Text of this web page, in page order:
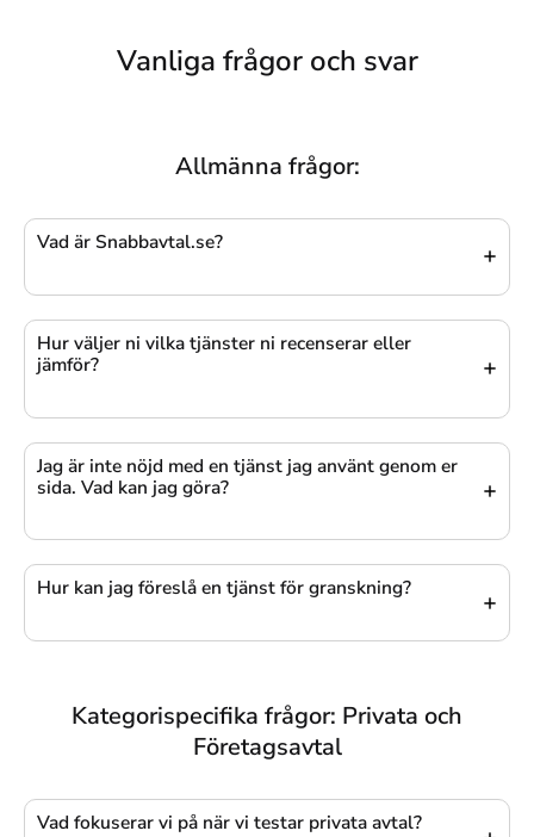
Vanliga frågor och svar
Allmänna frågor:
Vad är Snabbavtal.se?
Hur väljer ni vilka tjänster ni recenserar eller
jämför?
Jag är inte nöjd med en tjänst jag använt genom er
sida. Vad kan jag göra?
Hur kan jag föreslå en tjänst för granskning?
Kategorispecifika frågor: Privata och
Företagsavtal
Vad fokuserar vi på när vi testar privata avtal?